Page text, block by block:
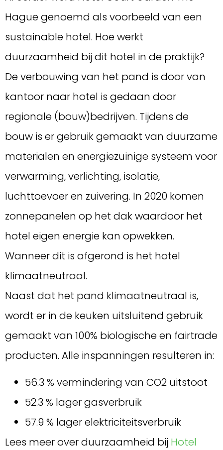
Hague genoemd als voorbeeld van een
sustainable hotel. Hoe werkt
duurzaamheid bij dit hotel in de praktijk?
De verbouwing van het pand is door van
kantoor naar hotel is gedaan door
regionale (bouw)bedrijven. Tijdens de
bouw is er gebruik gemaakt van duurzame
materialen en energiezuinige systeem voor
verwarming, verlichting, isolatie,
luchttoevoer en zuivering. In 2020 komen
zonnepanelen op het dak waardoor het
hotel eigen energie kan opwekken.
Wanneer dit is afgerond is het hotel
klimaatneutraal.
Naast dat het pand klimaatneutraal is,
wordt er in de keuken uitsluitend gebruik
gemaakt van 100% biologische en fairtrade
producten. Alle inspanningen resulteren in:
56.3 % vermindering van CO2 uitstoot
52.3 % lager gasverbruik
57.9 % lager elektriciteitsverbruik
Lees meer over duurzaamheid bij Hotel